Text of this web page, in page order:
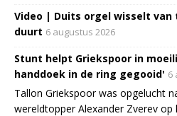
Video | Duits orgel wisselt van
duurt 6 augustus 2026
Stunt helpt Griekspoor in
handdoek in de ring gegooid' 6
Tallon Griekspoor was opgelucht
wereldtopper Alexander Zverev